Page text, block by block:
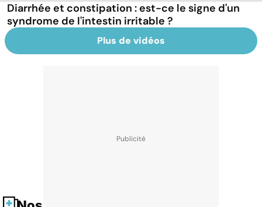
Diarrhée et constipation : est-ce le signe d'un
syndrome de l'intestin irritable ?
Plus de vidéos